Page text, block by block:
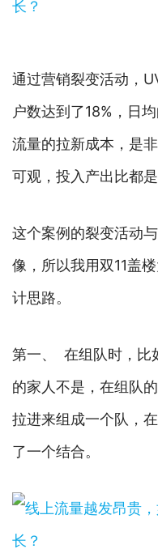
通过营销裂变活动，
户数达到了18%，日
流量的拉新成本，是
可观，投入产出比都是
这个案例的裂变活动
像，所以我用双11盖
计思路。
第一、 在组队时，比
的家人不是，在组队
拉进来组成一个队，
了一个结合。